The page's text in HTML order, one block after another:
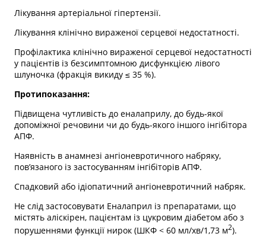
Лікування артеріальної гіпертензії.
Лікування клінічно вираженої серцевої недостатності.
Профілактика клінічно вираженої серцевої недостатності
у пацієнтів із безсимптомною дисфункцією лівого
шлуночка (фракція викиду ≤ 35 %).
Протипоказання:
Підвищена чутливість до еналаприлу, до будь-якої
допоміжної речовини чи до будь-якого іншого інгібітора
АПФ.
Наявність в анамнезі ангіоневротичного набряку,
пов’язаного із застосуванням інгібіторів АПФ.
Спадковий або ідіопатичний ангіоневротичний набряк.
Не слід застосовувати Еналаприл із препаратами, що
містять аліскірен, пацієнтам із цукровим діабетом або з
порушеннями функції нирок (ШКФ < 60 мл/хв/1,73 м2).